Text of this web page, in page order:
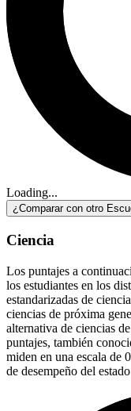
Loading...
¿Comparar con otro
Ciencia
Los puntajes a
los estudiantes en los
estandarizadas de
ciencias de próxima
alternativa de ciencias
puntajes, también
miden en una escala de
de desempeño del